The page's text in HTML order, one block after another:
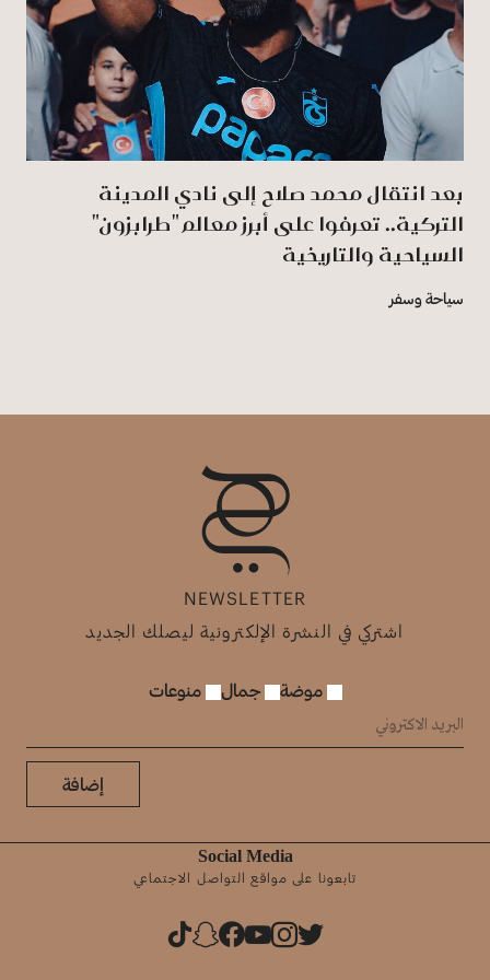
بعد انتقال محمد صلاح إلى نادي المدينة
التركية.. تعرفوا على أبرز معالم "طرابزون"
السياحية والتاريخية
سياحة وسفر
NEWSLETTER
اشتركي في النشرة الإلكترونية ليصلك الجديد
موضة جمال منوعات
إضافة
Social Media
تابعونا على مواقع التواصل الاجتماعي